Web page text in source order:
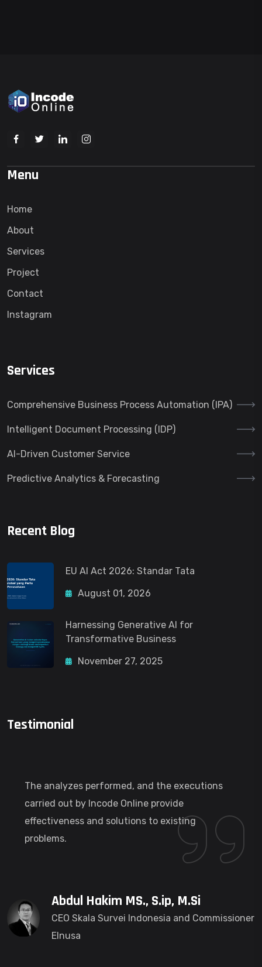
Menu
Home
About
Services
Project
Contact
Instagram
Services
Comprehensive Business Process Automation (IPA)
Intelligent Document Processing (IDP)
AI-Driven Customer Service
Predictive Analytics & Forecasting
Recent Blog
EU AI Act 2026: Standar Tata
August 01, 2026
Harnessing Generative AI for
Transformative Business
November 27, 2025
Testimonial
The analyzes performed, and the executions
carried out by Incode Online provide
effectiveness and solutions to existing
problems.
Abdul Hakim MS., S.ip, M.Si
CEO Skala Survei Indonesia and Commissioner
Elnusa